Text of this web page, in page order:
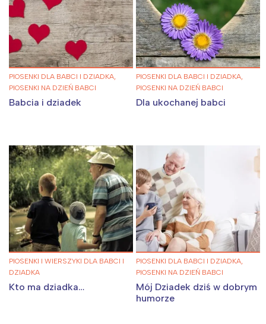
PIOSENKI DLA BABCI I DZIADKA,
PIOSENKI NA DZIEŃ BABCI
Babcia i dziadek
PIOSENKI DLA BABCI I DZIADKA,
PIOSENKI NA DZIEŃ BABCI
Dla ukochanej babci
PIOSENKI I WIERSZYKI DLA BABCI I
DZIADKA
Kto ma dziadka…
PIOSENKI DLA BABCI I DZIADKA,
PIOSENKI NA DZIEŃ BABCI
Mój Dziadek dziś w dobrym
humorze